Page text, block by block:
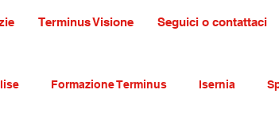
Terminus Visione Seguici o contattaci
Formazione Terminus Isernia